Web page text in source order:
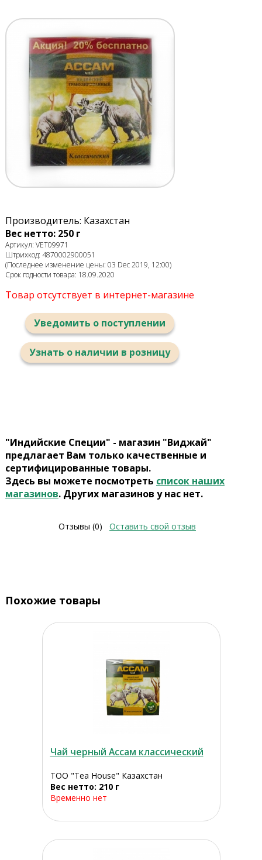
Производитель: Казахстан
Вес нетто: 250 г
Артикул: VET09971
Штрихкод: 4870002900051
(Последнее изменение цены: 03 Dec 2019, 12:00)
Срок годности товара: 18.09.2020
Товар отсутствует в интернет-магазине
Уведомить о поступлении
Узнать о наличии в розницу
"Индийские Специи" - магазин "Виджай"
предлагает Вам только качественные и
сертифицированные товары.
Здесь вы можете посмотреть список наших
магазинов. Других магазинов у нас нет.
Отзывы (0) Оставить свой отзыв
Похожие товары
Чай черный Ассам классический
ТОО "Tea House" Казахстан
Вес нетто: 210 г
Временно нет